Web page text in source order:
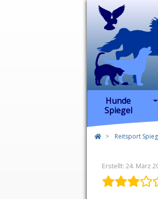
Hunde
Spiegel
Reitsport
Erstellt: 24. März
Bewertung:3